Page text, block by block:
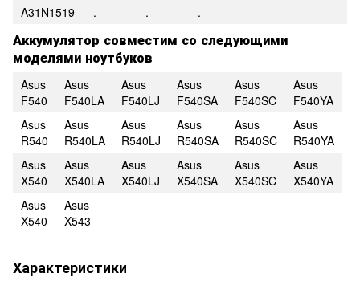
A31N1519 . . .
Аккумулятор совместим со следующими
моделями ноутбуков
Asus
F540
Asus
F540LA
Asus
F540LJ
Asus
F540SA
Asus
F540SC
Asus
F540YA
Asus
R540
Asus
R540LA
Asus
R540LJ
Asus
R540SA
Asus
R540SC
Asus
R540YA
Asus
X540
Asus
X540LA
Asus
X540LJ
Asus
X540SA
Asus
X540SC
Asus
X540YA
Asus
X540
Asus
X543
Характеристики